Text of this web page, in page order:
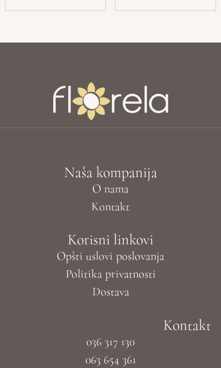
Naša kompanija
O nama
Kontakt
Korisni linkovi
Opšti uslovi poslovanja
Politika privatnosti
Dostava
Kontakt
036 317 130
063 654 361